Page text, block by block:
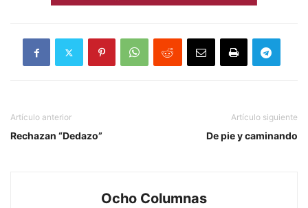
Artículo anterior
Rechazan “Dedazo”
Artículo siguiente
De pie y caminando
Ocho Columnas